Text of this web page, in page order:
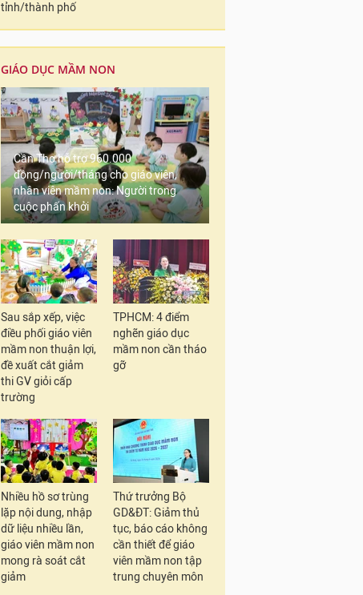
tỉnh/thành phố
GIÁO DỤC MẦM NON
Cần Thơ hỗ trợ 960.000
đồng/người/tháng cho giáo viên,
nhân viên mầm non: Người trong
cuộc phấn khởi
Sau sắp xếp, việc
điều phối giáo viên
mầm non thuận lợi,
đề xuất cắt giảm
thi GV giỏi cấp
trường
TPHCM: 4 điểm
nghẽn giáo dục
mầm non cần tháo
gỡ
Nhiều hồ sơ trùng
lặp nội dung, nhập
dữ liệu nhiều lần,
giáo viên mầm non
mong rà soát cắt
giảm
Thứ trưởng Bộ
GD&ĐT: Giảm thủ
tục, báo cáo không
cần thiết để giáo
viên mầm non tập
trung chuyên môn